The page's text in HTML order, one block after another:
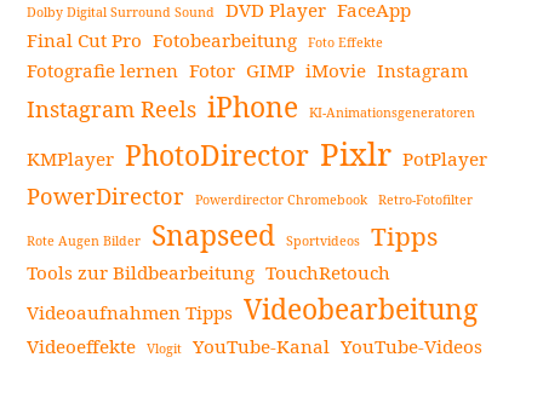
Dolby Digital Surround Sound DVD Player FaceApp
Final Cut Pro Fotobearbeitung Foto Effekte
Fotografie lernen Fotor GIMP iMovie Instagram
Instagram Reels iPhone KI-Animationsgeneratoren
KMPlayer PhotoDirector Pixlr PotPlayer
PowerDirector Powerdirector Chromebook Retro-Fotofilter
Rote Augen Bilder Snapseed Sportvideos Tipps
Tools zur Bildbearbeitung TouchRetouch
Videoaufnahmen Tipps Videobearbeitung
Videoeffekte Vlogit YouTube-Kanal YouTube-Videos